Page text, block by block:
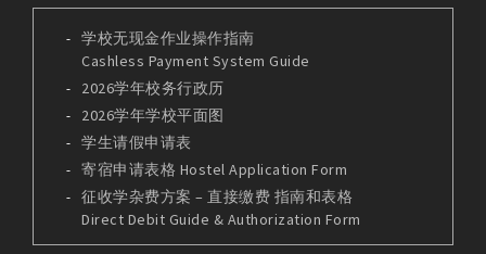
学校无现金作业操作指南
Cashless Payment System Guide
2026学年校务行政历
2026学年学校平面图
学生请假申请表
寄宿申请表格 Hostel Application Form
征收学杂费方案 – 直接缴费 指南和表格
Direct Debit Guide & Authorization Form